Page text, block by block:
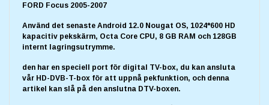
FORD Focus 2005-2007
Använd det senaste Android 12.0 Nougat OS, 1024*600 HD
kapacitiv pekskärm, Octa Core CPU, 8 GB RAM och 128GB
internt lagringsutrymme.
den har en speciell port för digital TV-box, du kan ansluta
vår HD-DVB-T-box för att uppnå pekfunktion, och denna
artikel kan slå på den anslutna DTV-boxen.